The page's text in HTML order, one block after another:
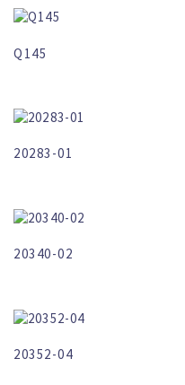
Q145
20283-01
20340-02
20352-04